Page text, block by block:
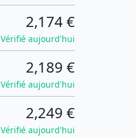
2,174 €
Vérifié aujourd'hui
2,189 €
Vérifié aujourd'hui
2,249 €
Vérifié aujourd'hui